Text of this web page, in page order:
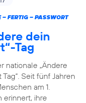
FERTIG – PASSWORT
dein
Tag
nationale „Ändere
Seit fünf Jahren
am 1.
erinnert, ihre